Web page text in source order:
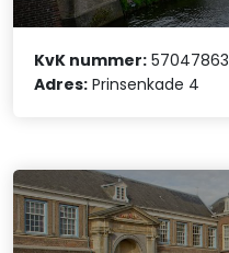
KvK nummer: 57047863
Adres: Prinsenkade 4